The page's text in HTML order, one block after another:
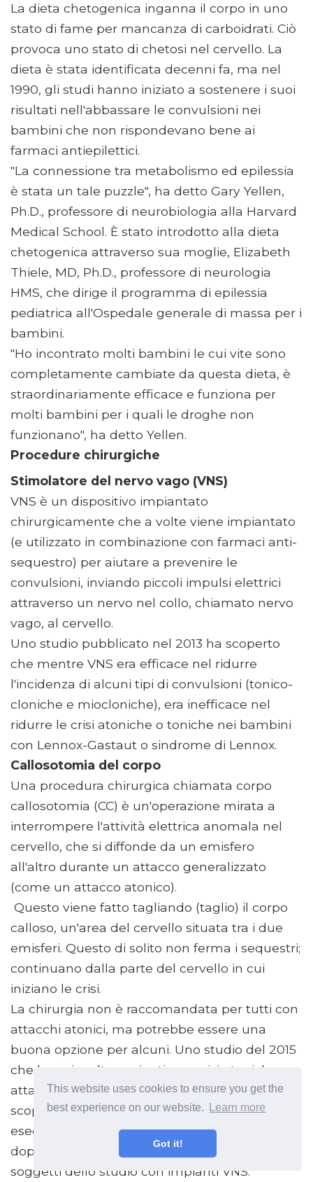
This website uses cookies to ensure you get the
best experience on our website.
Learn more
Got it!
La dieta chetogenica inganna il corpo in uno
stato di fame per mancanza di carboidrati. Ciò
provoca uno stato di chetosi nel cervello. La
dieta è stata identificata decenni fa, ma nel
1990, gli studi hanno iniziato a sostenere i suoi
risultati nell'abbassare le convulsioni nei
bambini che non rispondevano bene ai
farmaci antiepilettici.
"La connessione tra metabolismo ed epilessia
è stata un tale puzzle", ha detto Gary Yellen,
Ph.D., professore di neurobiologia alla Harvard
Medical School. È stato introdotto alla dieta
chetogenica attraverso sua moglie, Elizabeth
Thiele, MD, Ph.D., professore di neurologia
HMS, che dirige il programma di epilessia
pediatrica all'Ospedale generale di massa per i
bambini.
"Ho incontrato molti bambini le cui vite sono
completamente cambiate da questa dieta, è
straordinariamente efficace e funziona per
molti bambini per i quali le droghe non
funzionano", ha detto Yellen.
Procedure chirurgiche
Stimolatore del nervo vago (VNS)
VNS è un dispositivo impiantato
chirurgicamente che a volte viene impiantato
(e utilizzato in combinazione con farmaci anti-
sequestro) per aiutare a prevenire le
convulsioni, inviando piccoli impulsi elettrici
attraverso un nervo nel collo, chiamato nervo
vago, al cervello.
Uno studio pubblicato nel 2013 ha scoperto
che mentre VNS era efficace nel ridurre
l'incidenza di alcuni tipi di convulsioni (tonico-
cloniche e miocloniche), era inefficace nel
ridurre le crisi atoniche o toniche nei bambini
con Lennox-Gastaut o sindrome di Lennox.
Callosotomia del corpo
Una procedura chirurgica chiamata corpo
callosotomia (CC) è un'operazione mirata a
interrompere l'attività elettrica anomala nel
cervello, che si diffonde da un emisfero
all'altro durante un attacco generalizzato
(come un attacco atonico).
Questo viene fatto tagliando (taglio) il corpo
calloso, un'area del cervello situata tra i due
emisferi. Questo di solito non ferma i sequestri;
continuano dalla parte del cervello in cui
iniziano le crisi.
La chirurgia non è raccomandata per tutti con
attacchi atonici, ma potrebbe essere una
buona opzione per alcuni. Uno studio del 2015
che ha coinvolto pazienti con crisi atoniche e
attacchi di caduta sottoposti a CC e VNS ha
scoperto che il 58% di coloro che avevano
eseguito CC erano liberi da attacchi atonici
dopo la procedura, rispetto a solo il 21,1% dei
soggetti dello studio con impianti VNS.